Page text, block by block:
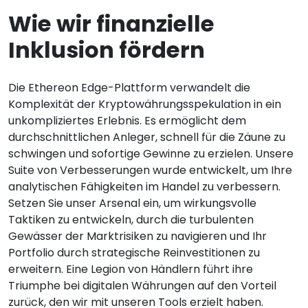
Wie wir finanzielle
Inklusion fördern
Die Ethereon Edge-Plattform verwandelt die
Komplexität der Kryptowährungsspekulation in ein
unkompliziertes Erlebnis. Es ermöglicht dem
durchschnittlichen Anleger, schnell für die Zäune zu
schwingen und sofortige Gewinne zu erzielen. Unsere
Suite von Verbesserungen wurde entwickelt, um Ihre
analytischen Fähigkeiten im Handel zu verbessern.
Setzen Sie unser Arsenal ein, um wirkungsvolle
Taktiken zu entwickeln, durch die turbulenten
Gewässer der Marktrisiken zu navigieren und Ihr
Portfolio durch strategische Reinvestitionen zu
erweitern. Eine Legion von Händlern führt ihre
Triumphe bei digitalen Währungen auf den Vorteil
zurück, den wir mit unseren Tools erzielt haben.